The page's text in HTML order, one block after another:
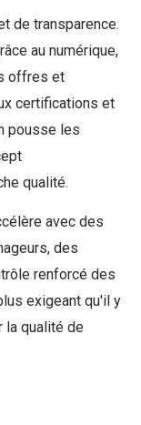
de transparence.
au numérique,
offres et
certifications et
pousse les
qualité.
avec des
des
renforcé des
exigeant qu'il y
la qualité de